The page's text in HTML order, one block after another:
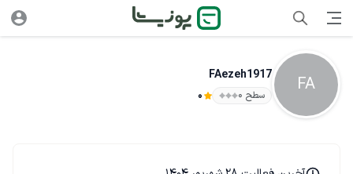
FA
FAezeh1917
سطح ۰ 0